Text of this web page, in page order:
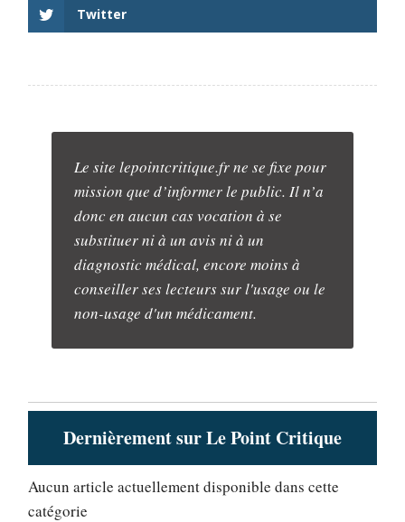
Twitter
Le site lepointcritique.fr ne se fixe pour
mission que d’informer le public. Il n’a
donc en aucun cas vocation à se
substituer ni à un avis ni à un
diagnostic médical, encore moins à
conseiller ses lecteurs sur l'usage ou le
non-usage d'un médicament.
Dernièrement sur Le Point Critique
Aucun article actuellement disponible dans cette
catégorie